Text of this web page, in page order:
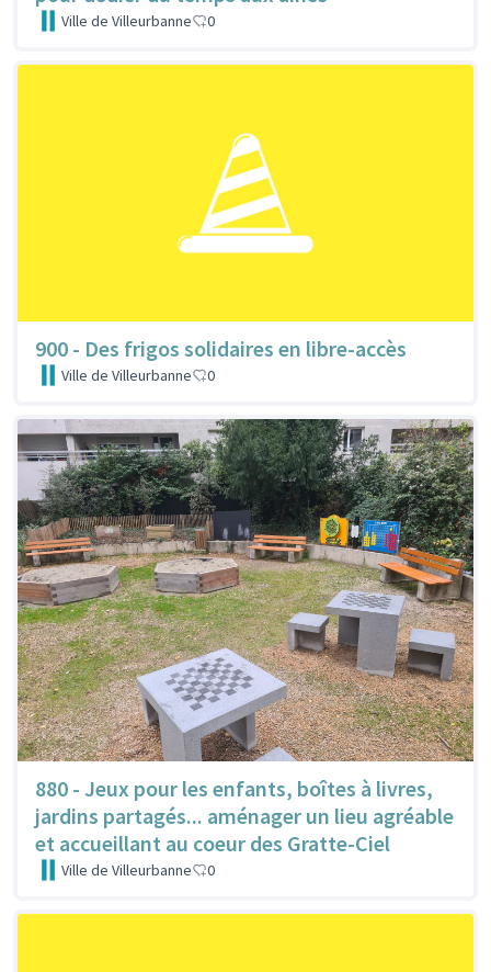
Ville de Villeurbanne 0
900 - Des frigos solidaires en libre-accès
Ville de Villeurbanne 0
880 - Jeux pour les enfants, boîtes à livres,
jardins partagés... aménager un lieu agréable
et accueillant au coeur des Gratte-Ciel
Ville de Villeurbanne 0